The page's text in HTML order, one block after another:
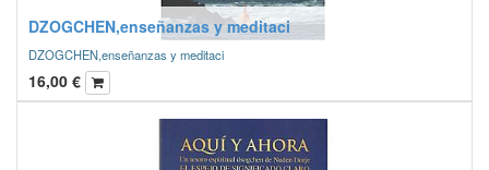
DZOGCHEN,enseñanzas y meditaci
DZOGCHEN,enseñanzas y meditaci
16,00 €